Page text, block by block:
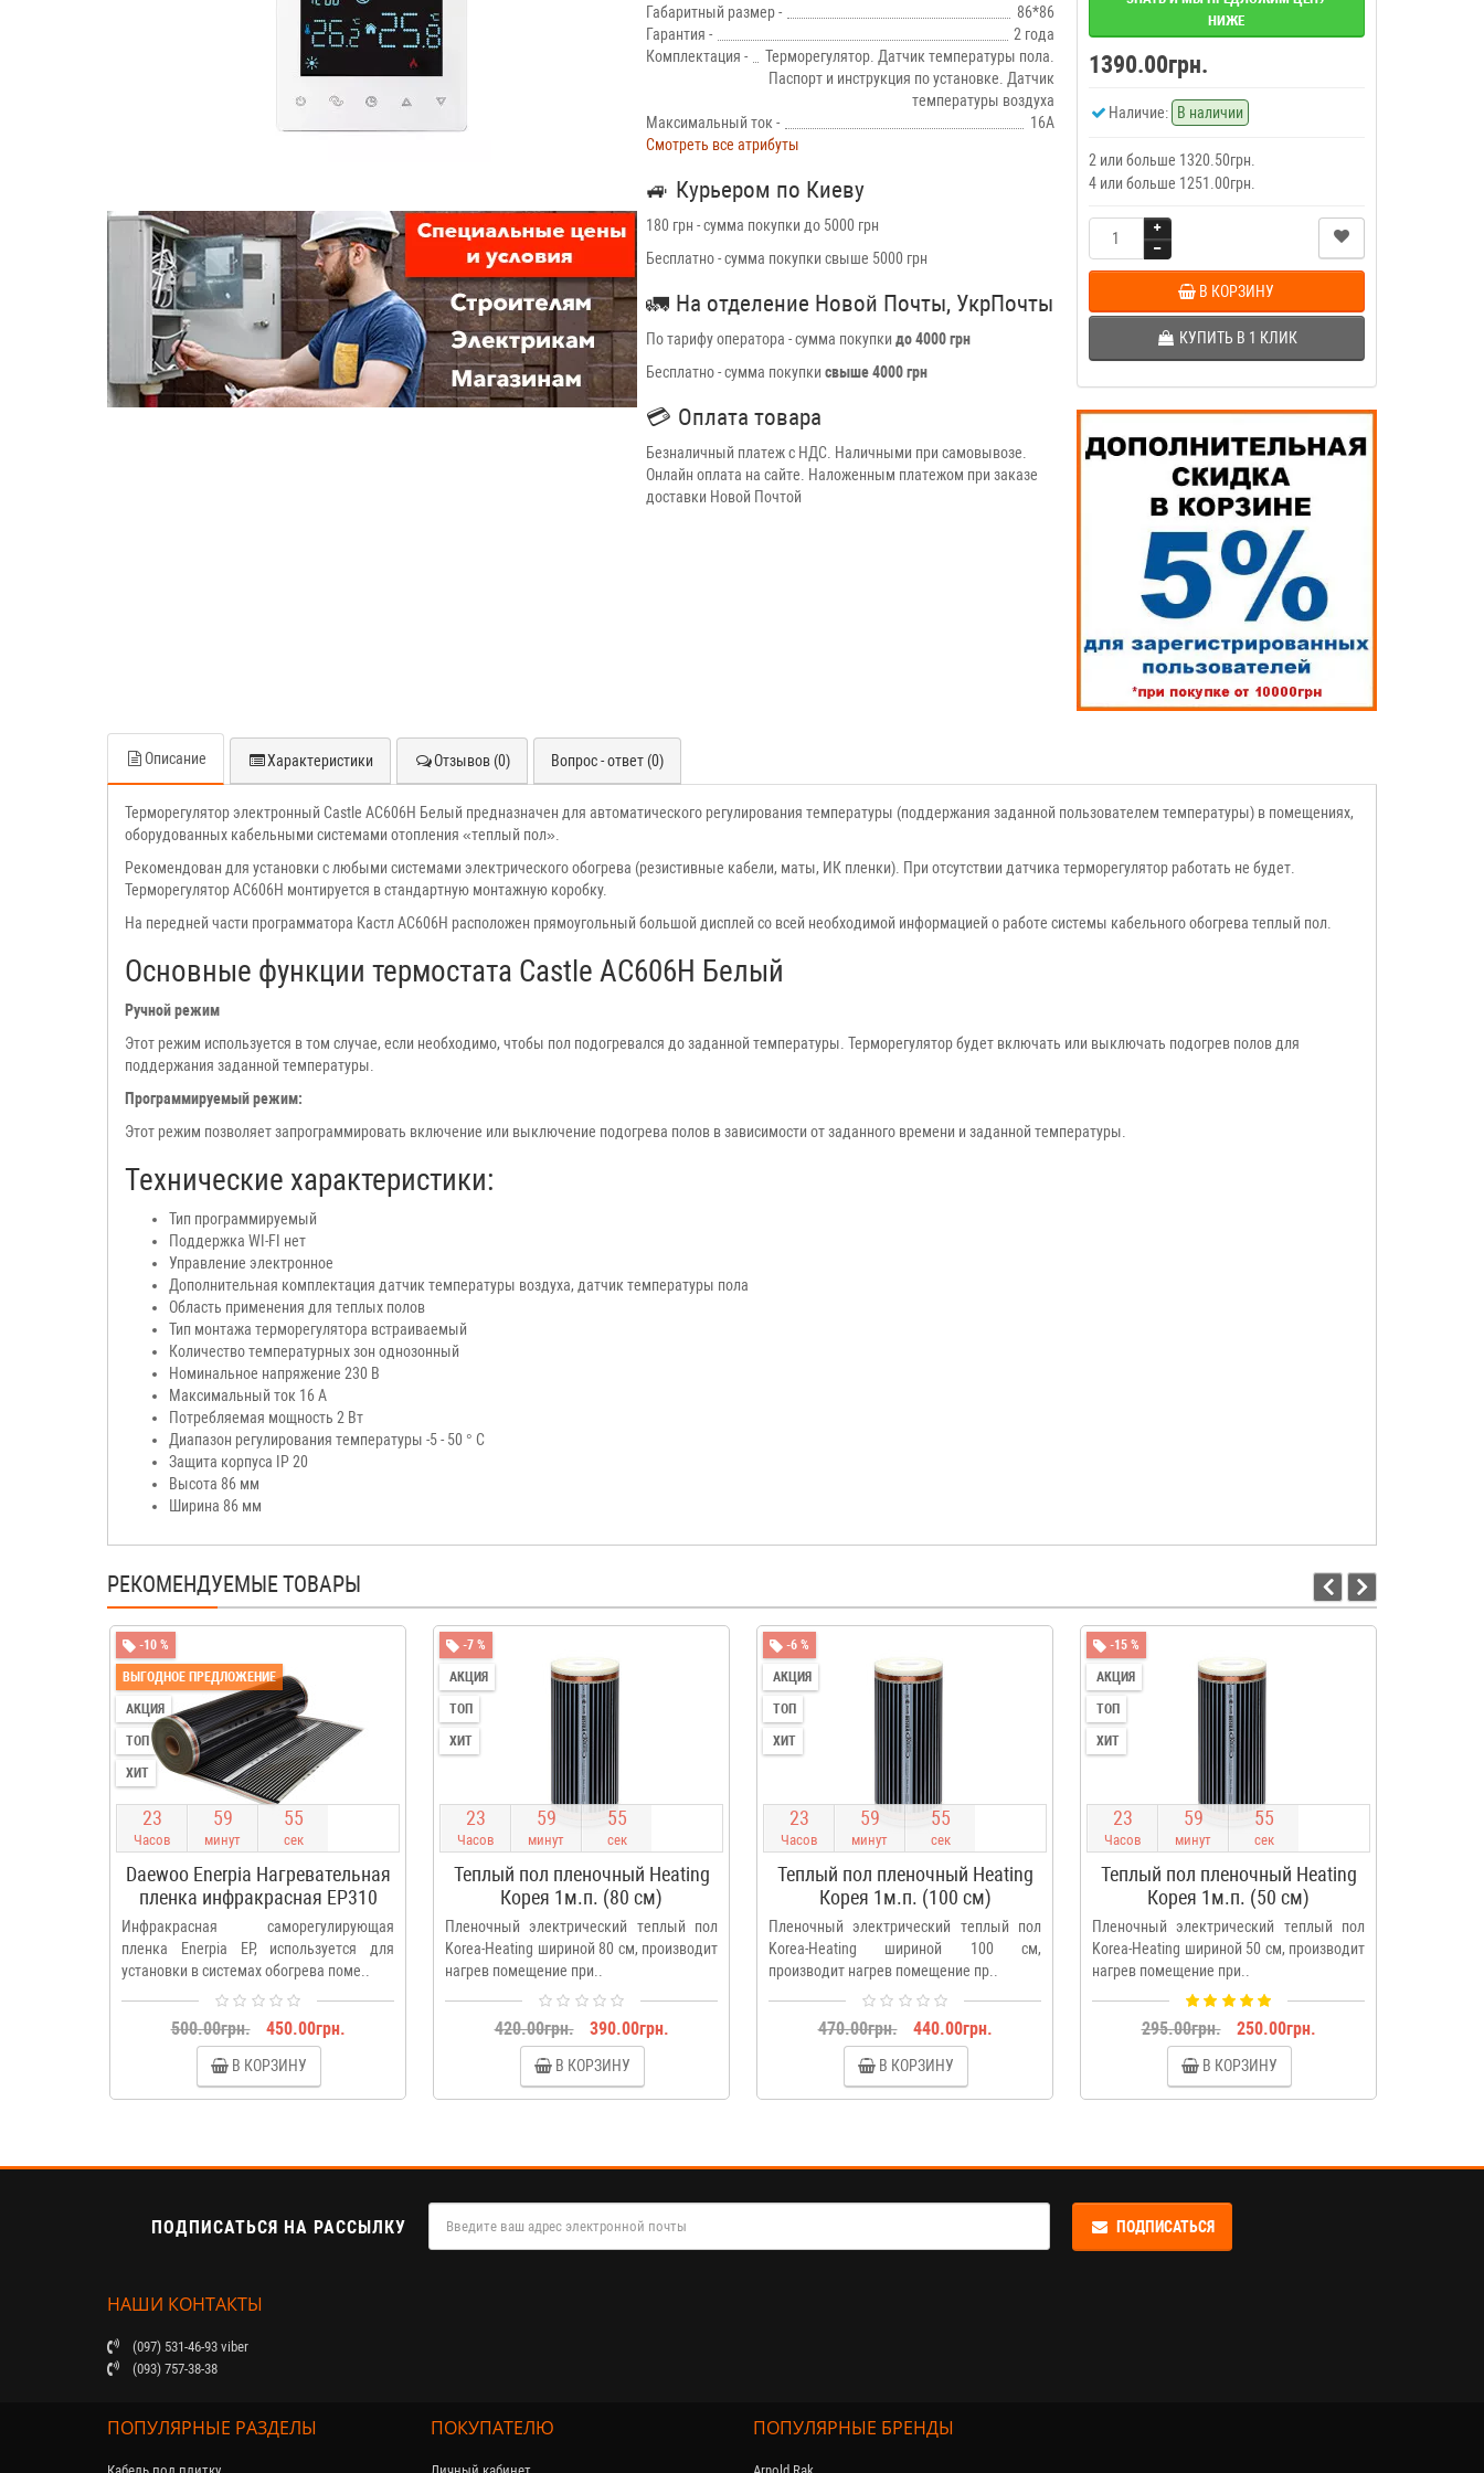
Габаритный размер -
86*86
Гарантия -
2 года
Комплектация -
Терморегулятор. Датчик температуры пола.
Паспорт и инструкция по установке. Датчик
температуры воздуха
Максимальный ток -
16А
Смотреть все атрибуты
🚙 Курьером по Киеву
180 грн - сумма покупки до 5000 грн
Бесплатно - сумма покупки свыше 5000 грн
🚛 На отделение Новой Почты, УкрПочты
По тарифу оператора - сумма покупки до 4000 грн
Бесплатно - сумма покупки свыше 4000 грн
💳 Оплата товара
Безналичный платеж с НДС. Наличными при самовывозе.
Онлайн оплата на сайте. Наложенным платежом при заказе
доставки Новой Почтой
НИЖЕ
1390.00грн.
Наличие: В наличии
2 или больше 1320.50грн.
4 или больше 1251.00грн.
В КОРЗИНУ
КУПИТЬ В 1 КЛИК
Описание Характеристики Отзывов (0) Вопрос - ответ (0)
Терморегулятор электронный Castle АС606H Белый предназначен для автоматического регулирования температуры (поддержания заданной пользователем температуры) в помещениях,
оборудованных кабельными системами отопления «теплый пол».
Рекомендован для установки с любыми системами электрического обогрева (резистивные кабели, маты, ИК пленки). При отсутствии датчика терморегулятор работать не будет.
Терморегулятор АС606H монтируется в стандартную монтажную коробку.
На передней части программатора Кастл АС606H расположен прямоугольный большой дисплей со всей необходимой информацией о работе системы кабельного обогрева теплый пол.
Основные функции термостата Castle АС606H Белый
Ручной режим
Этот режим используется в том случае, если необходимо, чтобы пол подогревался до заданной температуры. Терморегулятор будет включать или выключать подогрев полов для
поддержания заданной температуры.
Программируемый режим:
Этот режим позволяет запрограммировать включение или выключение подогрева полов в зависимости от заданного времени и заданной температуры.
Технические характеристики:
Тип программируемый
Поддержка WI-FI нет
Управление электронное
Дополнительная комплектация датчик температуры воздуха, датчик температуры пола
Область применения для теплых полов
Тип монтажа терморегулятора встраиваемый
Количество температурных зон однозонный
Номинальное напряжение 230 В
Максимальный ток 16 А
Потребляемая мощность 2 Вт
Диапазон регулирования температуры -5 - 50 ° C
Защита корпуса
IP 20
Высота 86 мм
Ширина 86 мм
РЕКОМЕНДУЕМЫЕ ТОВАРЫ
-10 %
ВЫГОДНОЕ ПРЕДЛОЖЕНИЕ
АКЦИЯ
ТОП
ХИТ
23
Часов
59
минут
54
сек
Daewoo Enerpia Нагревательная
пленка инфракрасная EP310
1м.п. (100 см) отрезная
Инфракрасная саморегулирующая
пленка Enerpia EP, используется для
установки в системах обогрева поме..
500.00грн. 450.00грн.
В КОРЗИНУ
-7 %
АКЦИЯ
ТОП
ХИТ
23
Часов
59
минут
54
сек
Теплый пол пленочный Heating
Корея 1м.п. (80 см)
Пленочный электрический теплый пол
Korea-Heating шириной 80 см, производит
нагрев помещение при..
420.00грн. 390.00грн.
В КОРЗИНУ
-6 %
АКЦИЯ
ТОП
ХИТ
23
Часов
59
минут
54
сек
Теплый пол пленочный Heating
Корея 1м.п. (100 см)
Пленочный электрический теплый пол
Korea-Heating шириной 100 см,
производит нагрев помещение пр..
470.00грн. 440.00грн.
В КОРЗИНУ
-15 %
АКЦИЯ
ТОП
ХИТ
23
Часов
59
минут
54
сек
Теплый пол пленочный Heating
Корея 1м.п. (50 см)
Пленочный электрический теплый пол
Korea-Heating шириной 50 см, производит
нагрев помещение при..
295.00грн. 250.00грн.
В КОРЗИНУ
ПОДПИСАТЬСЯ НА РАССЫЛКУ ПОДПИСАТЬСЯ
НАШИ КОНТАКТЫ
(097) 531-46-93 viber
(093) 757-38-38
ПОПУЛЯРНЫЕ РАЗДЕЛЫ ПОКУПАТЕЛЮ ПОПУЛЯРНЫЕ БРЕНДЫ